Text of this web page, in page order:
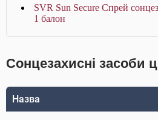
SVR Sun Secure Спрей
1 балон
Сонцезахисні засоби
Назва